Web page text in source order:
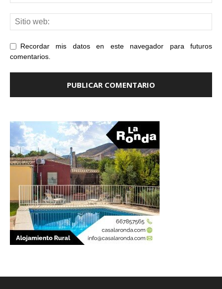
Recordar mis datos en este navegador para futuros
comentarios.